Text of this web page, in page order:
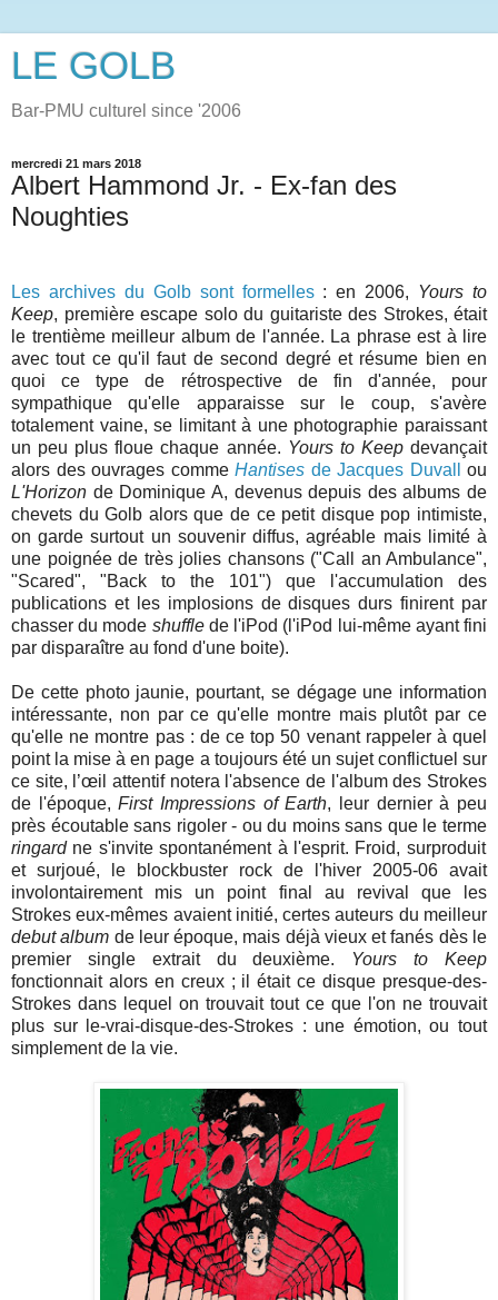
LE GOLB
Bar-PMU culturel since '2006
mercredi 21 mars 2018
Albert Hammond Jr. - Ex-fan des
Noughties
Les archives du Golb sont formelles: en 2006, Yours to
Keep, première escape solo du guitariste des Strokes, était
le trentième meilleur album de l'année. La phrase est à lire
avec tout ce qu'il faut de second degré et résume bien en
quoi ce type de rétrospective de fin d'année, pour
sympathique qu'elle apparaisse sur le coup, s'avère
totalement vaine, se limitant à une photographie paraissant
un peu plus floue chaque année. Yours to Keepdevançait
alors des ouvrages comme Hantises de Jacques Duvall
ou
L'Horizon de Dominique A, devenus depuis des albums de
chevets du Golb alors que de ce petit disque pop intimiste,
on garde surtout un souvenir diffus, agréable mais limité à
une poignée de très jolies chansons ("Call an Ambulance",
"Scared", "Back to the 101") que l'accumulation des
publications et les implosions de disques durs finirent par
chasser du mode shuffle de l'iPod (l'iPod lui-même ayant fini
par disparaître au fond d'une boite).
De cette photo jaunie, pourtant, se dégage une information
intéressante, non par ce qu'elle montre mais plutôt par ce
qu'elle ne montre pas : de ce top 50 venant rappeler à quel
point la mise à en page a toujours été un sujet conflictuel sur
ce site, l’œil attentif notera l'absence de l'album des Strokes
de l'époque,First Impressions of Earth, leur dernier à peu
près écoutable sans rigoler - ou du moins sans que le terme
ringardne s'invite spontanément à l'esprit. Froid, surproduit
et surjoué, le blockbuster rock de l'hiver 2005-06 avait
involontairement mis un point final au revival que les
Strokes eux-mêmes avaient initié, certes auteurs du meilleur
debut album de leur époque, mais déjà vieux et fanés dès le
premier single extrait du deuxième. Yours to Keep
fonctionnait alors en creux ; il était ce disque presque-des-
Strokes dans lequel on trouvait tout ce que l'on ne trouvait
plus sur le-vrai-disque-des-Strokes : une émotion, ou tout
simplement de la vie.